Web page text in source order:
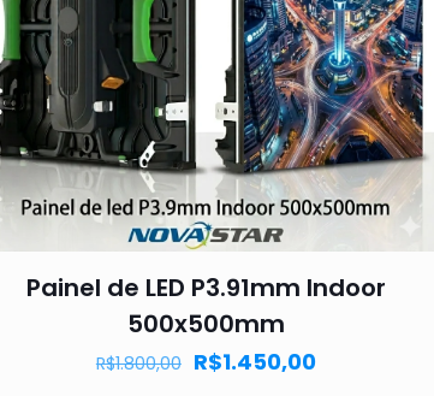
Painel de LED P3.91mm Indoor
500x500mm
R$1.800,00 R$1.450,00